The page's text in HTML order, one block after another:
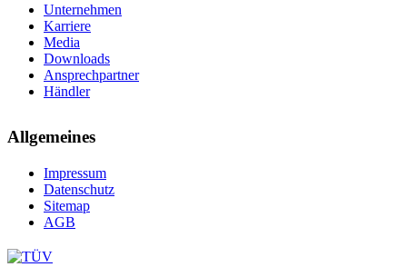
Unternehmen
Karriere
Media
Downloads
Ansprechpartner
Händler
Allgemeines
Impressum
Datenschutz
Sitemap
AGB